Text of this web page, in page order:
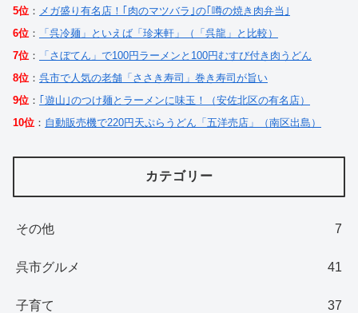
5位 ： メガ盛り有名店！｢肉のマツバラ｣の｢噂の焼き肉弁当｣
6位 ：
「呉冷麺」といえば「珍来軒」（「呉龍」と比較）
7位 ：
「さぼてん」で100円ラーメンと100円むすび付き肉うどん
8位 ： 呉市で人気の老舗「ささき寿司」巻き寿司が旨い
9位 ： ｢遊山｣のつけ麺とラーメンに味玉！（安佐北区の有名店）
10位 ： 自動販売機で220円天ぷらうどん「五洋売店」（南区出島）
カテゴリー
その他 7
呉市グルメ 41
子育て 37